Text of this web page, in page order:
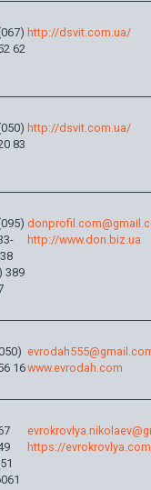
62
http://dsvit.com.ua/
83
http://dsvit.com.ua/
389
http://www.don.biz.ua
16www.evrodah.com
https://